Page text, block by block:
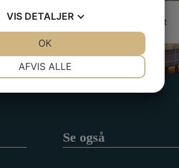
d
Jeg er ikke en robot
Se også
VIS DETALJER
AFVIS ALLE
OK